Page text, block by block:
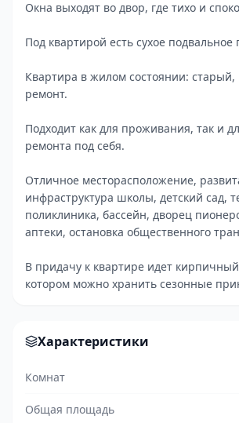
Окнa выxoдят вo двоp, гдe тихo и
Под квартирой есть сухое
Квартира в жилом состоянии:
ремонт.
Подходит как для проживания, так и
ремонта под себя.
Отличное месторасположение,
инфраструктура школы, детский сад,
поликлиника, бассейн, дворец
аптеки, остановка общественного
В придачу к квартире идет
котором можно хранить сезонные
Характеристики
Комнат
Общая площадь